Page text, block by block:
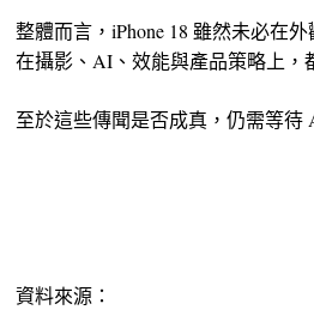
整體而言，iPhone 18 雖然未必在
在攝影、AI、效能與產品策略上，
至於這些傳聞是否成真，仍需等待
資料來源：